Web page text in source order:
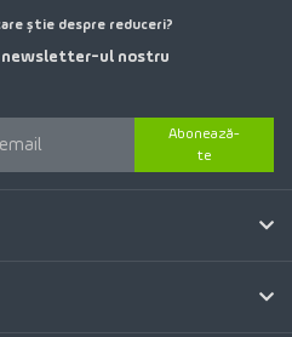
știe despre reduceri?
newsletter-ul nostru
Abonează-
te